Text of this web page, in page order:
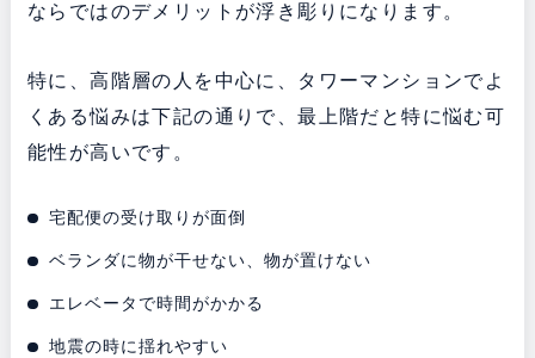
ならではのデメリットが浮き彫りになります。
特に、高階層の人を中心に、タワーマンションでよ
くある悩みは下記の通りで、最上階だと特に悩む可
能性が高いです。
宅配便の受け取りが面倒
ベランダに物が干せない、物が置けない
エレベータで時間がかかる
地震の時に揺れやすい